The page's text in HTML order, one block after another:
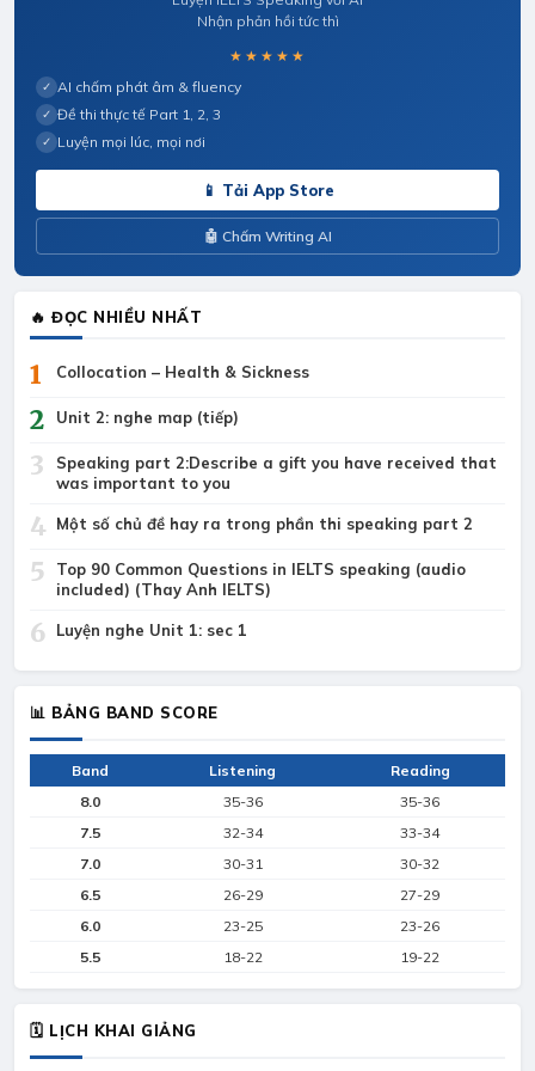
Nhận phản hồi tức thì
★★★★★
✓ AI chấm phát âm & fluency
✓ Đề thi thực tế Part 1, 2, 3
✓ Luyện mọi lúc, mọi nơi
📱 Tải App Store
🤖 Chấm Writing AI
🔥 ĐỌC NHIỀU NHẤT
1 Collocation – Health & Sickness
2 Unit 2: nghe map (tiếp)
3
Speaking part 2:Describe a gift you have received that
was important to you
4 Một số chủ đề hay ra trong phần thi speaking part 2
5
Top 90 Common Questions in IELTS speaking (audio
included) (Thay Anh IELTS)
6 Luyện nghe Unit 1: sec 1
📊 BẢNG BAND SCORE
Band Listening
Reading
8.0
35-36
35-36
7.5
32-34
33-34
7.0
30-31
30-32
6.5
26-29
27-29
6.0
23-25
23-26
5.5
18-22 19-22
🗓 LỊCH KHAI GIẢNG